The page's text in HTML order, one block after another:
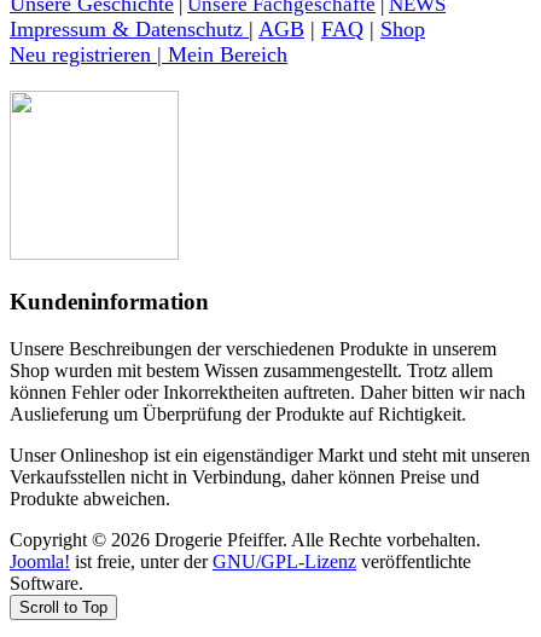
Unsere Fachgeschäfte NEWS
Impressum & Datenschutz | AGB | FAQ | Shop
Neu registrieren | Mein Bereich
Kundeninformation
Unsere Beschreibungen der verschiedenen Produkte in unserem
Shop wurden mit bestem Wissen zusammengestellt. Trotz allem
können Fehler oder Inkorrektheiten auftreten. Daher bitten wir nach
Auslieferung um Überprüfung der Produkte auf Richtigkeit.
Unser Onlineshop ist ein eigenständiger Markt und steht mit unseren
Verkaufsstellen nicht in Verbindung, daher können Preise und
Produkte abweichen.
Copyright © 2026 Drogerie Pfeiffer. Alle Rechte vorbehalten.
Joomla! ist freie, unter derGNU/GPL-Lizenz veröffentlichte
Software.
Scroll to Top